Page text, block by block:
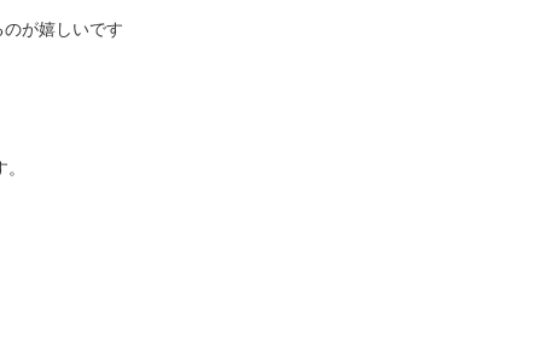
が嬉しいです